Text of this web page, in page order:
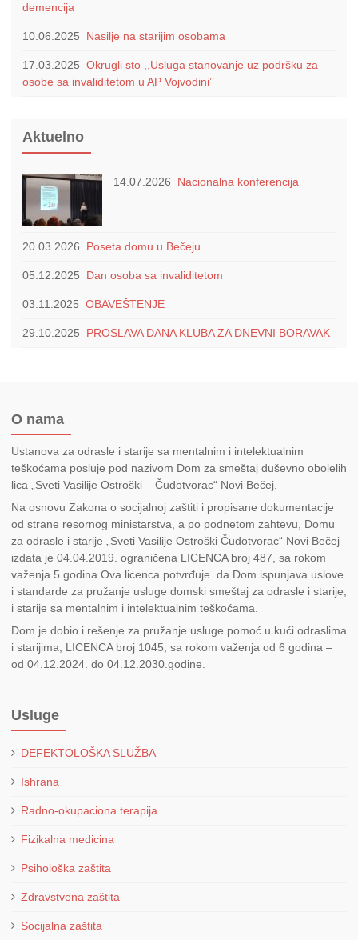
demencija
10.06.2025 Nasilje na starijim osobama
17.03.2025 Okrugli sto ,,Usluga stanovanje uz podršku za
osobe sa invaliditetom u AP Vojvodini’’
Aktuelno
14.07.2026 Nacionalna konferencija
20.03.2026 Poseta domu u Bečeju
05.12.2025 Dan osoba sa invaliditetom
03.11.2025 OBAVEŠTENJE
29.10.2025 PROSLAVA DANA KLUBA ZA DNEVNI BORAVAK
O nama
Ustanova za odrasle i starije sa mentalnim i intelektualnim
teškoćama posluje pod nazivom Dom za smeštaj duševno obolelih
lica „Sveti Vasilije Ostroški – Čudotvorac“ Novi Bečej.
Na osnovu Zakona o socijalnoj zaštiti i propisane dokumentacije
od strane resornog ministarstva, a po podnetom zahtevu, Domu
za odrasle i starije „Sveti Vasilije Ostroški Čudotvorac“ Novi Bečej
izdata je 04.04.2019. ograničena LICENCA broj 487, sa rokom
važenja 5 godina.Ova licenca potvrđuje da Dom ispunjava uslove
i standarde za pružanje usluge domski smeštaj za odrasle i starije,
i starije sa mentalnim i intelektualnim teškoćama.
Dom je dobio i rešenje za pružanje usluge pomoć u kući odraslima
i starijima, LICENCA broj 1045, sa rokom važenja od 6 godina –
od 04.12.2024. do 04.12.2030.godine.
Usluge
DEFEKTOLOŠKA SLUŽBA
Ishrana
Radno-okupaciona terapija
Fizikalna medicina
Psihološka zaštita
Zdravstvena zaštita
Socijalna zaštita